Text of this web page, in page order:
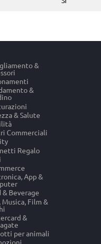
&
&
& Salute
Commerciali
Regalo
App &
& Beverage
Musica, Film &
&
per animali